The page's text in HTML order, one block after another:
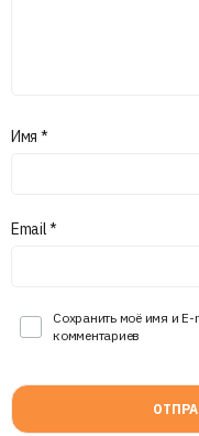
Имя *
Email*
Сохранить моё имя и
комментариев